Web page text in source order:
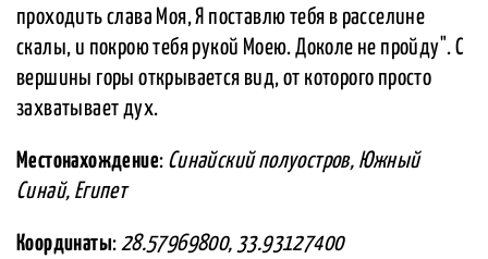
проходить слава Моя, Я поставлю тебя в расселине
скалы, и покрою тебя рукой Моею. Доколе не пройду". С
вершины горы открывается вид, от которого просто
захватывает дух.
Местонахождение: Синайский полуостров, Южный
Синай, Египет
Координаты: 28.57969800, 33.93127400